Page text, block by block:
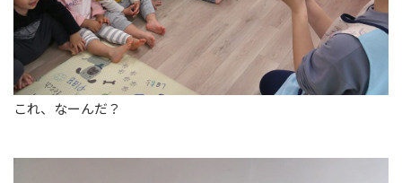
これ、なーんだ？